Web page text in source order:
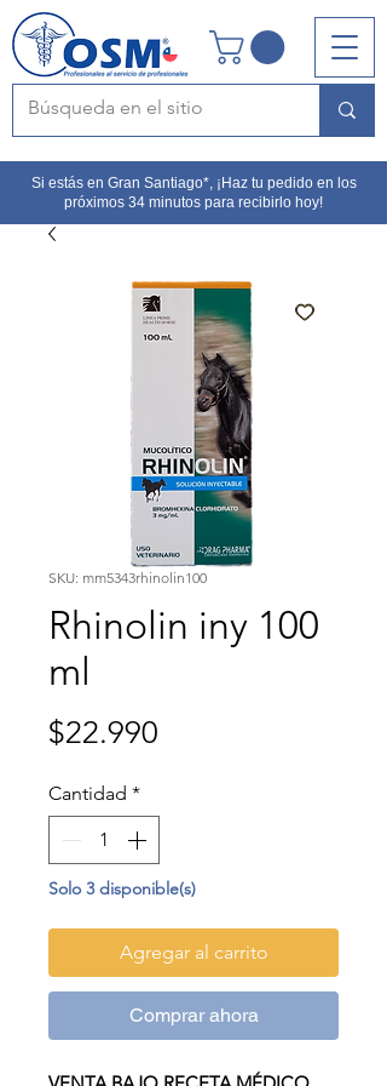
Si estás en Gran Santiago*, ¡Haz tu pedido en los
próximos 34 minutos para recibirlo hoy!
SKU: mm5343rhinolin100
Rhinolin iny 100
ml
$22.990
Cantidad *
Solo 3 disponible(s)
Agregar al carrito
Comprar ahora